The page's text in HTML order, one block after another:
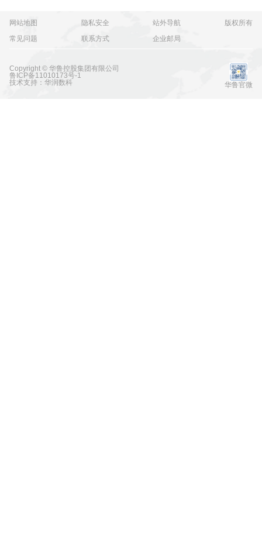
网站地图 隐私安全 站外导航
版权所有
常见问题
联系方式 企业邮局
Copyright © 华鲁控股集团有限公司
鲁ICP备11010173号-1
技术支持：华润数科
华鲁官微